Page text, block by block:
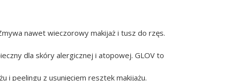
nawet wieczorowy makijaż i tusz do rzęs.
dla skóry alergicznej i atopowej. GLOV to
i peelingu z usunięciem resztek makijażu.